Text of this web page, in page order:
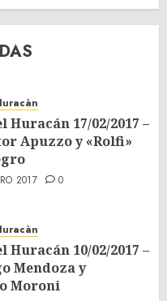
Huracán 17/02/2017 –
Apuzzo y «Rolfi»
2017 0
Huracán 10/02/2017 –
Mendoza y
Moroni